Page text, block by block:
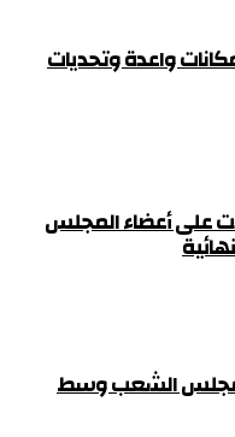
واعدة وتحديات
على أعضاء المجلس
مجلس الشعب وسط